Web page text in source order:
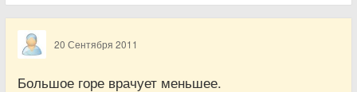
20 Сентября 2011
Большое горе врачует меньшее.